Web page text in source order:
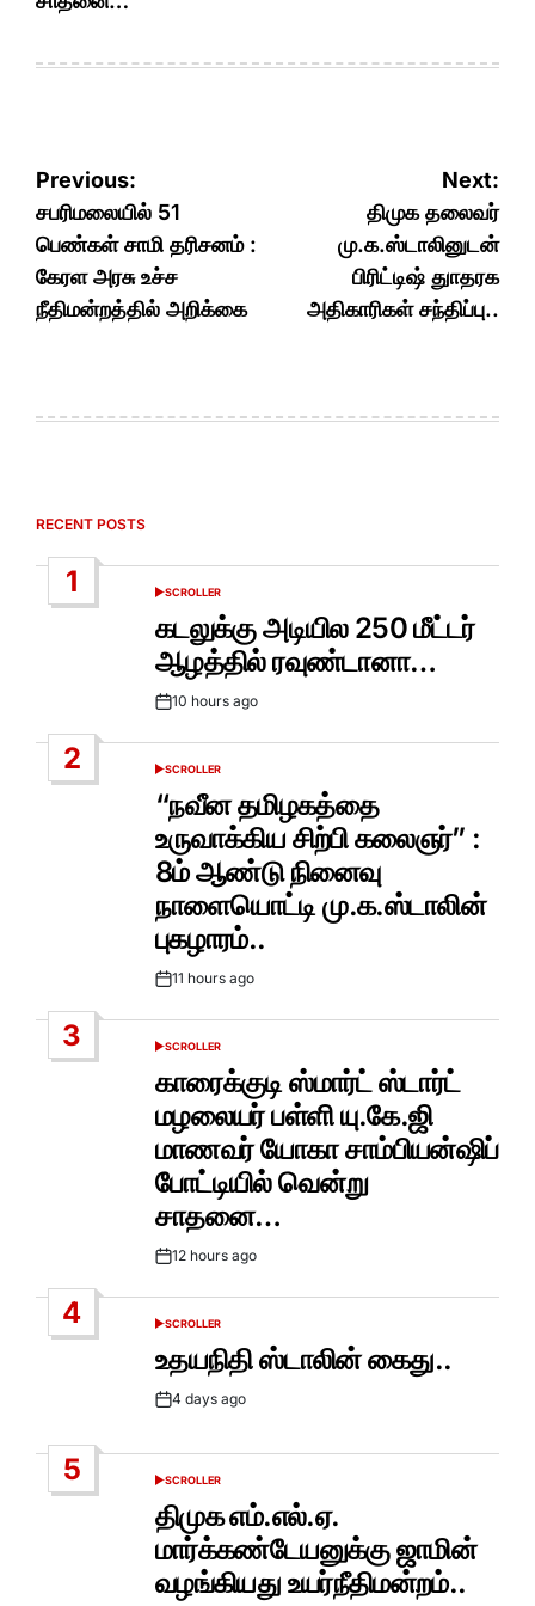
Post
navigation
Previous:
சபரிமலையில் 51
பெண்கள் சாமி தரிசனம் :
கேரள அரசு உச்ச
நீதிமன்றத்தில் அறிக்கை
Next:
திமுக தலைவர்
மு.க.ஸ்டாலினுடன்
பிரிட்டிஷ் துாதரக
அதிகாரிகள் சந்திப்பு..
RECENT POSTS
1
POSTED
SCROLLER
கடலுக்கு அடியில 250 மீட்டர்
ஆழத்தில் ரவுண்டானா…
Post10 hours ago
2
POSTED
IN
SCROLLER
“நவீன தமிழகத்தை
உருவாக்கிய சிற்பி கலைஞர்” :
8ம் ஆண்டு நினைவு
நாளையொட்டி மு.க.ஸ்டாலின்
புகழாரம்..
Post11 hours ago
3
POSTED
SCROLLER
காரைக்குடி ஸ்மார்ட் ஸ்டார்ட்
மழலையர் பள்ளி யு.கே.ஜி
மாணவர் யோகா சாம்பியன்ஷிப்
போட்டியில் வென்று
சாதனை…
Post12 hours ago
4
POSTED
SCROLLER
உதயநிதி ஸ்டாலின் கைது..
Post4 days ago
5
POSTED
SCROLLER
திமுக எம்.எல்.ஏ.
மார்க்கண்டேயனுக்கு ஜாமின்
வழங்கியது உயர்நீதிமன்றம்..